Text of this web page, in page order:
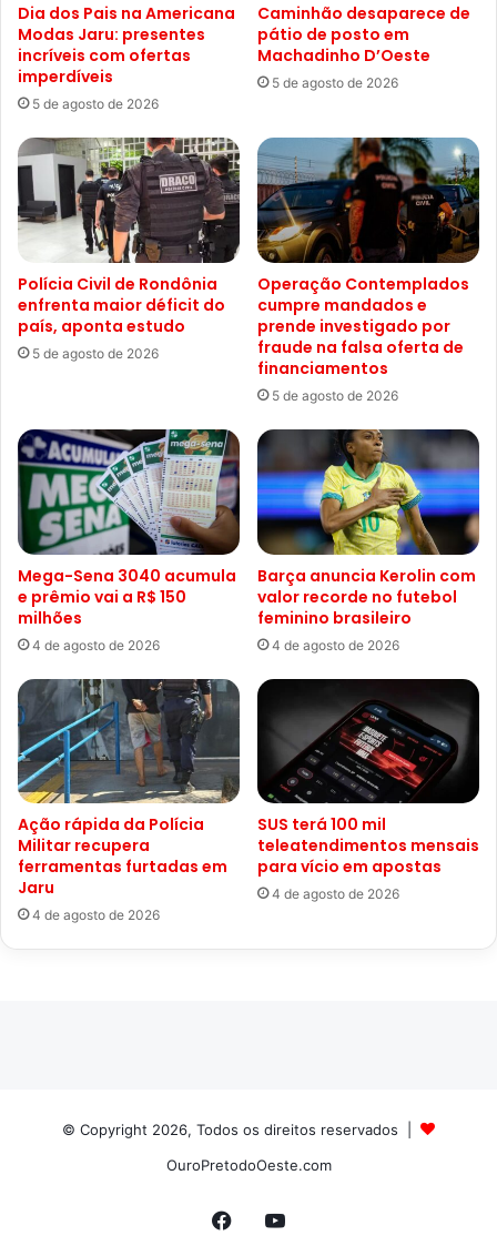
Dia dos Pais na Americana
Modas Jaru: presentes
incríveis com ofertas
imperdíveis
5 de agosto de 2026
Caminhão desaparece de
pátio de posto em
Machadinho D’Oeste
5 de agosto de 2026
Polícia Civil de Rondônia
enfrenta maior déficit do
país, aponta estudo
5 de agosto de 2026
Operação Contemplados
cumpre mandados e
prende investigado por
fraude na falsa oferta de
financiamentos
5 de agosto de 2026
Mega-Sena 3040 acumula
e prêmio vai a R$ 150
milhões
4 de agosto de 2026
Barça anuncia Kerolin com
valor recorde no futebol
feminino brasileiro
4 de agosto de 2026
Ação rápida da Polícia
Militar recupera
ferramentas furtadas em
Jaru
4 de agosto de 2026
SUS terá 100 mil
teleatendimentos mensais
para vício em apostas
4 de agosto de 2026
© Copyright 2026, Todos os direitos reservados |
OuroPretodoOeste.com
FacebookYouTube